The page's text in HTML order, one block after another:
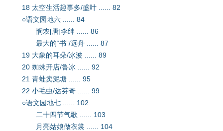
18 太空生活趣事多/盛叶 ...... 82
○语文园地六 ...... 84
悯农[唐]李绅 ...... 86
最大的“书”/远舟 ...... 87
19 大象的耳朵/冰波 ...... 89
20 蜘蛛开店/鲁冰 ...... 92
21 青蛙卖泥塘 ...... 95
22 小毛虫/达芬奇 ...... 99
○语文园地七 ...... 102
二十四节气歌 ...... 103
月亮姑娘做衣裳 ...... 104